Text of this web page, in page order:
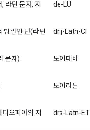
라틴 문자, 지
de-LU
방언인 단(라틴
dnj-Latn-CI
문자) 도이데바
도이라튼
오피아의 지
drs-Latn-ET